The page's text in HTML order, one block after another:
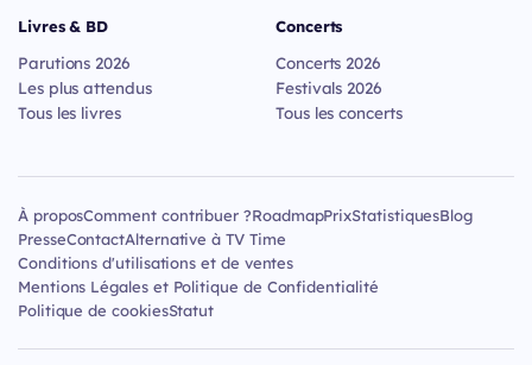
Livres & BD
Parutions 2026
Les plus attendus
Tous les livres
Concerts
Concerts 2026
Festivals 2026
Tous les concerts
À proposComment contribuer ?RoadmapPrixStatistiquesBlog
PresseContactAlternative à TV Time
Conditions d'utilisations et de ventes
Mentions Légales et Politique de Confidentialité
Politique de cookiesStatut